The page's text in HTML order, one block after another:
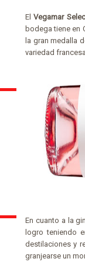
ElVegamar
bodega tiene en
la gran medalla
variedad
En cuanto a la
logro teniendo
destilaciones y
granjearse un